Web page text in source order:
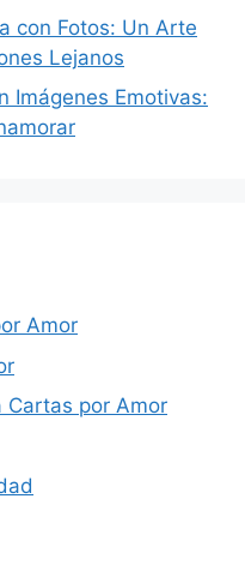
con Fotos: Un Arte
Lejanos
Imágenes Emotivas:
Amor
Cartas por Amor